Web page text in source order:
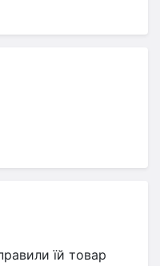
їй товар